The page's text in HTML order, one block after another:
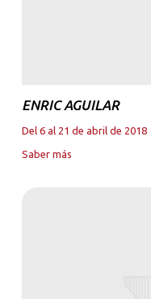
ENRIC AGUILAR
Del 6 al 21 de abril de 2018
Saber más